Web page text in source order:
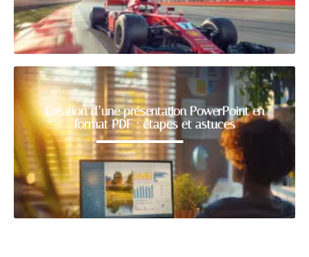
Création d’une présentation PowerPoint en
format PDF : étapes et astuces